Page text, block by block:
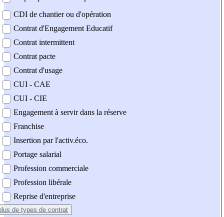
CDI de chantier ou d'opération
Contrat d'Engagement Educatif
Contrat intermittent
Contrat pacte
Contrat d'usage
CUI - CAE
CUI - CIE
Engagement à servir dans la réserve
Franchise
Insertion par l'activ.éco.
Portage salarial
Profession commerciale
Profession libérale
Reprise d'entreprise
de types de contrat